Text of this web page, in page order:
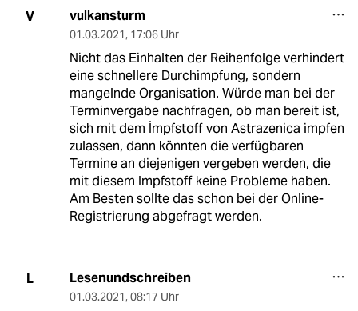
V vulkansturm
01.03.2021, 17:06 Uhr
Nicht das Einhalten der Reihenfolge verhindert
eine schnellere Durchimpfung, sondern
mangelnde Organisation. Würde man bei der
Terminvergabe nachfragen, ob man bereit ist,
sich mit dem İmpfstoff von Astrazenica impfen
zulassen, dann könnten die verfügbaren
Termine an diejenigen vergeben werden, die
mit diesem Impfstoff keine Probleme haben.
Am Besten sollte das schon bei der Online-
Registrierung abgefragt werden.
L Lesenundschreiben
01.03.2021, 08:17 Uhr